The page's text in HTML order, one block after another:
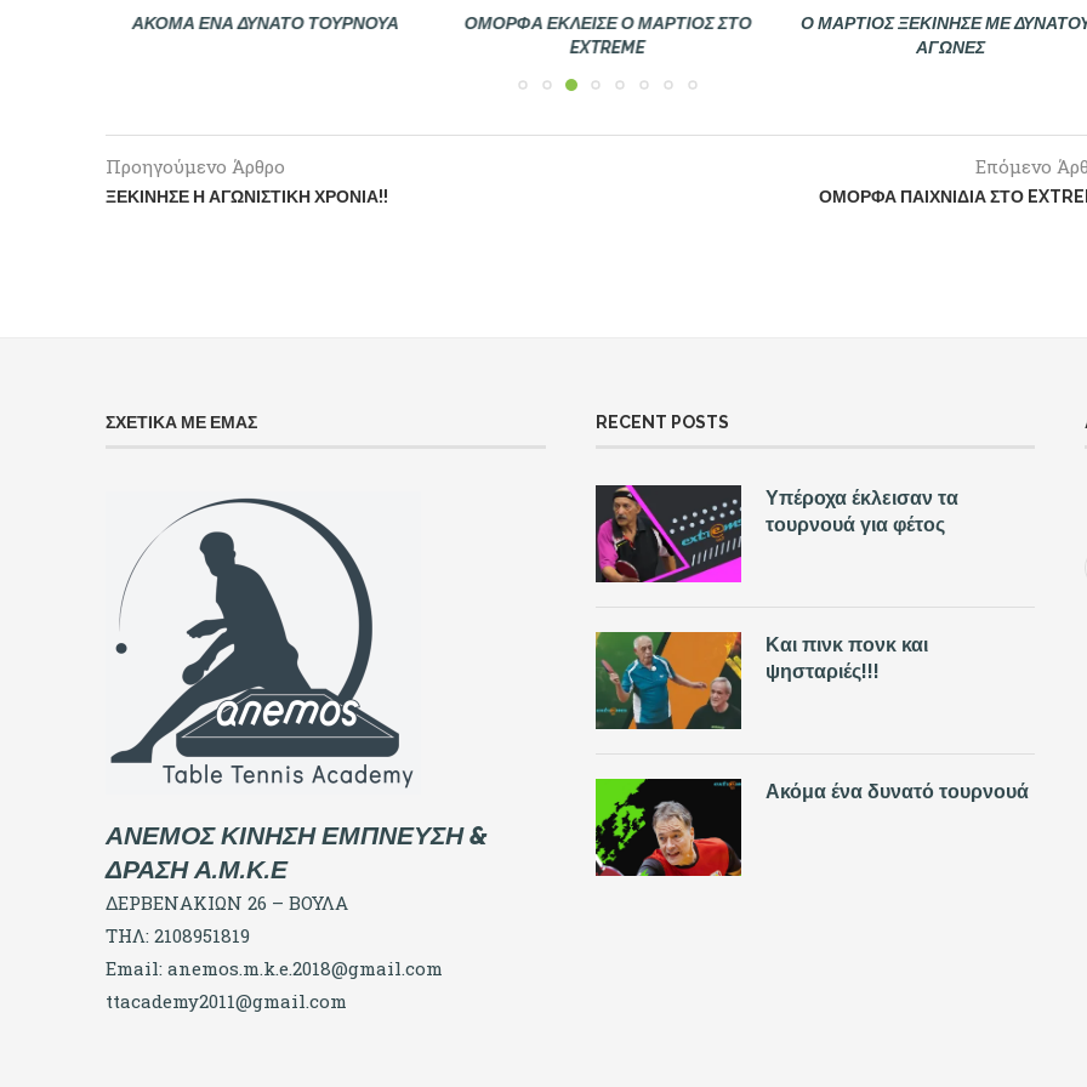
ΌΜΟΡΦΑ ΈΚΛΕΙΣΕ Ο ΜΆΡΤΙΟΣ ΣΤΟ
Ο ΜΆΡΤΙΟΣ ΞΕΚΊΝΗΣΕ ΜΕ ΔΥΝΑΤΟΎΣ
ΑΓΏΝΕΣ
ΜΕ ΟΜΟΡΦΑ ΠΑΙΧΝΊΔΙΑ ΞΕΚΊΝΗΣΕ
2026
Προηγούμενο Άρθρο
ΞΕΚΊΝΗΣΕ Η ΑΓΩΝΙΣΤΙΚΉ ΧΡΟΝΙΆ!!
Επόμενο
ΌΜΟΡΦΑ ΠΑΙΧΝΊΔΙΑ ΣΤΟ
ΣΧΕΤΙΚΑ ΜΕ ΕΜΑΣ
ΑΝΕΜΟΣ ΚΙΝΗΣΗ ΕΜΠΝΕΥΣΗ &
ΔΡΑΣΗ Α.Μ.Κ.Ε
ΔΕΡΒΕΝΑΚΙΩΝ 26 – ΒΟΥΛΑ
ΤΗΛ: 2108951819
Email: anemos.m.k.e.2018@gmail.com
ttacademy2011@gmail.com
RECENT POSTS
Υπέροχα έκλεισαν τα
τουρνουά για φέτος
Και πινκ πονκ και
ψησταριές!!!
Ακόμα ένα δυνατό τουρνουά